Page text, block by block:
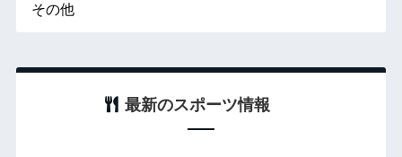
その他
最新のスポーツ情報